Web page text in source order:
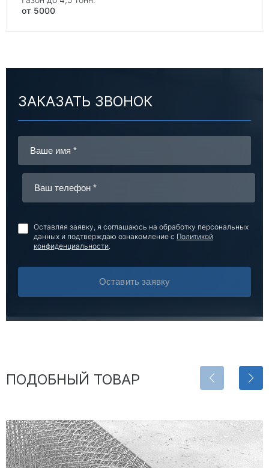
от 5000
ЗАКАЗАТЬ ЗВОНОК
Оставляя заявку, я соглашаюсь на обработку персональных
данных и подтверждаю ознакомление с Политикой
конфиденциальности
Оставить заявку
ПОДОБНЫЙ ТОВАР